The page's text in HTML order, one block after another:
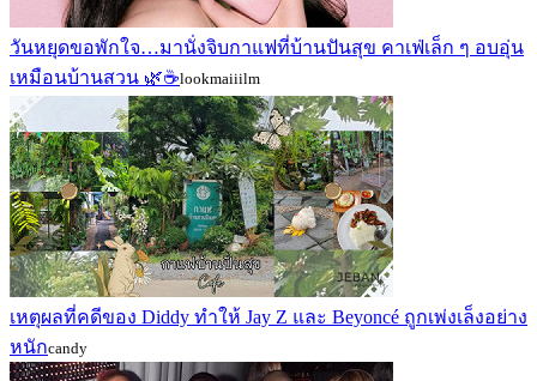
วันหยุดขอพักใจ…มานั่งจิบกาแฟที่บ้านปันสุข คาเฟ่เล็ก ๆ อบอุ่น
เหมือนบ้านสวน 🌿☕lookmaiiilm
เหตุผลที่คดีของ Diddy ทำให้ Jay Z และ Beyoncé ถูกเพ่งเล็งอย่าง
หนักcandy